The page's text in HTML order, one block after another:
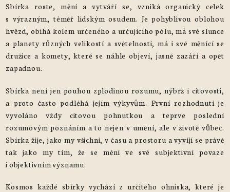
Sbírka roste, mění a vytváří se, vzniká organický celek
s výrazným, téměř lidským osudem. Je pohyblivou oblohou
hvězd, obíhá kolem určeného a určujícího pólu, má své slunce
a planety různých velikostí a světelnosti, má i své měnící se
družice a komety, které se náhle objeví, jasně zazáří a opět
zapadnou.
Sbírka není jen pouhou zplodinou rozumu, nýbrž i citovosti,
a proto často podléhá jejím výkyvům. První rozhodnutí je
vyvoláno vždy citovou pohnutkou a teprve poslední
rozumovým poznáním a to nejen v umění, ale v životě vůbec.
Sbírka žije, jako my všichni, v času a prostoru a vyvíjí se právě
tak jako my tím, že se mění ve své subjektivní povaze
i objektivním významu.
Kosmos každé sbírky vychází z určitého ohniska, které je